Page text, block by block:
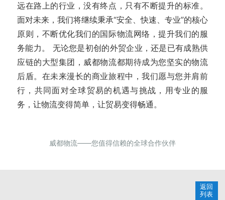
远在路上的行业，没有终点，只有不断提升的标准。
面对未来，我们将继续秉承“安全、快速、专业”的核心
原则，不断优化我们的国际物流网络，提升我们的服
务能力。 无论您是初创的外贸企业，还是已有成熟供
应链的大型集团，威都物流都期待成为您坚实的物流
后盾。在未来漫长的商业旅程中，我们愿与您并肩前
行，共同面对全球贸易的机遇与挑战，用专业的服
务，让物流变得简单，让贸易变得畅通。
威都物流——您值得信赖的全球合作伙伴
返回
列表